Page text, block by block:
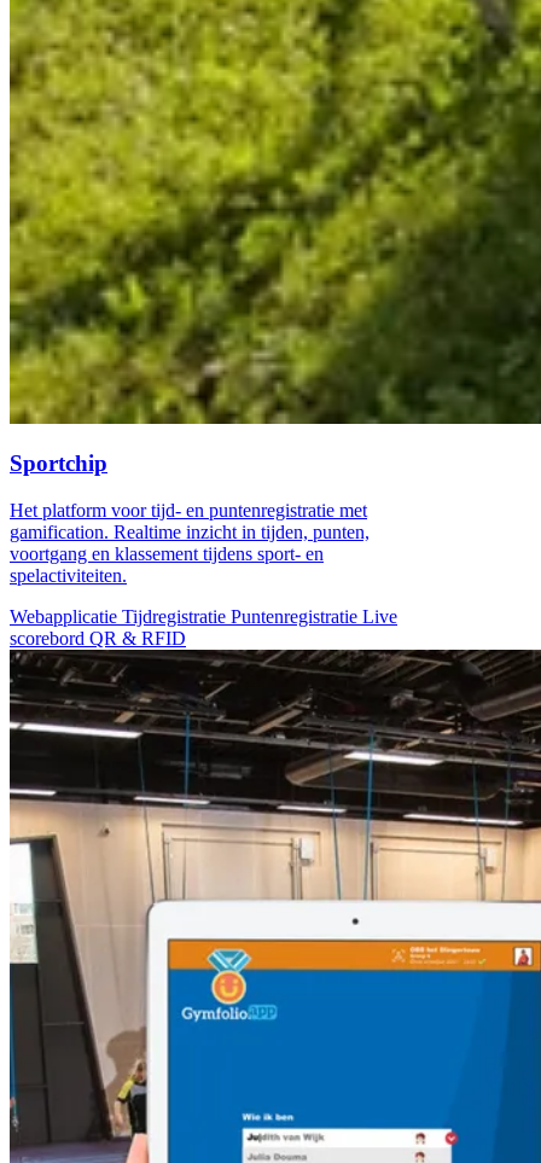
Sportchip
Het platform voor tijd- en puntenregistratie met
gamification. Realtime inzicht in tijden, punten,
voortgang en klassement tijdens sport- en
spelactiviteiten.
Webapplicatie Tijdregistratie Puntenregistratie Live
scorebord QR & RFID